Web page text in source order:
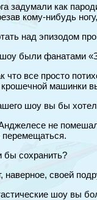
задумали как
кому-нибудь
над эпизодом
были фанатами
что все просто
машинки
шоу вы бы
не
перемещаться.
бы сохранить?
своей
шоу вы